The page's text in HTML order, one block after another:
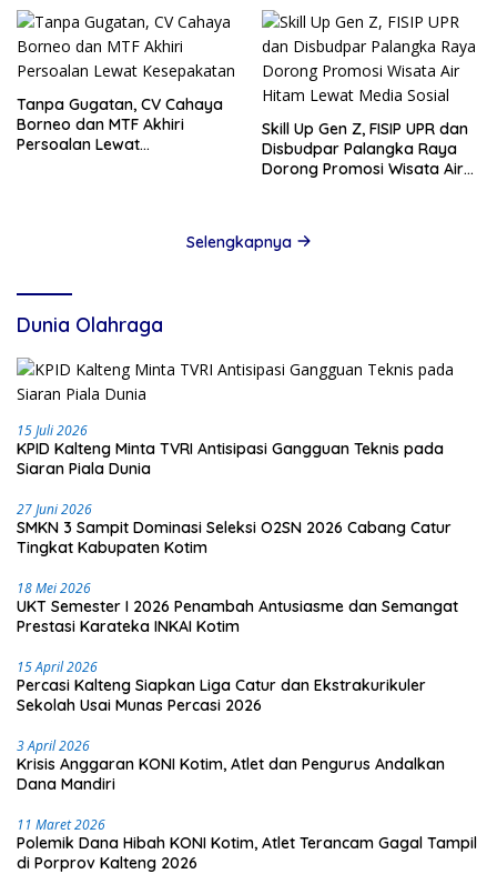
Tanpa Gugatan, CV Cahaya
Borneo dan MTF Akhiri
Persoalan Lewat
Skill Up Gen Z, FISIP UPR dan
Disbudpar Palangka Raya
Dorong Promosi Wisata Air
Selengkapnya
Dunia Olahraga
15 Juli 2026
KPID Kalteng Minta TVRI Antisipasi Gangguan Teknis pada
Siaran Piala Dunia
27 Juni 2026
SMKN 3 Sampit Dominasi Seleksi O2SN 2026 Cabang Catur
Tingkat Kabupaten Kotim
18 Mei 2026
UKT Semester I 2026 Penambah Antusiasme dan Semangat
Prestasi Karateka INKAI Kotim
15 April 2026
Percasi Kalteng Siapkan Liga Catur dan Ekstrakurikuler
Sekolah Usai Munas Percasi 2026
3 April 2026
Krisis Anggaran KONI Kotim, Atlet dan Pengurus Andalkan
Dana Mandiri
11 Maret 2026
Polemik Dana Hibah KONI Kotim, Atlet Terancam Gagal Tampil
di Porprov Kalteng 2026